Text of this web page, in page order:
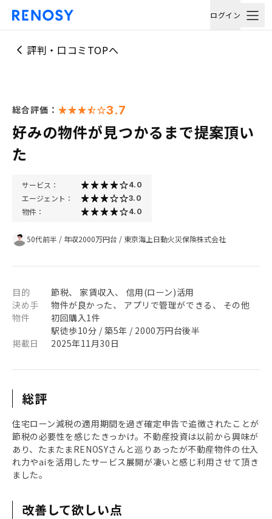
ログイン
評判・口コミTOPへ
総合評価： 3.7
好みの物件が見つかるまで提案頂い
た
サービス： 4.0
エージェント： 3.0
物件： 4.0
50代前半 / 年収2000万円台 / 東京海上日動火災保険株式会社
目的
節税、 家賃収入、 信用(ローン)活用
決め手
物件が良かった、 アプリで管理ができる、 その他
物件
初回購入1件
駅徒歩10分 / 築5年 / 2000万円台後半
掲載日
2025年11月30日
総評
住宅ローン減税の適用期間を過ぎ確定申告で追徴されたことが
節税の必要性を感じたきっかけ。不動産投資は以前から興味が
あり、たまたまRENOSYさんと巡りあったが不動産物件の仕入
れ力やaiを活用したサービス展開が凄いと感じ利用させて頂き
ました。
改善して欲しい点